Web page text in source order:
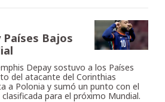
Bajos
Depay sostuvo a los Países
del atacante del Corinthias
a Polonia y sumó un punto con el
para el próximo Mundial.